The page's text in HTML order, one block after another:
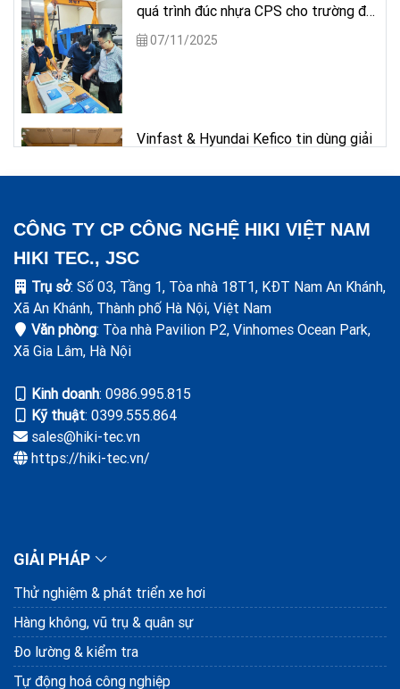
quá trình đúc nhựa CPS cho trường đại
học07/11/2025
Vinfast & Hyundai Kefico tin dùng giải
HIKI hỗ trợ khách hàng trong lĩnh vực
kiểm thử ô tô
26/05/2025
Đơn hàng cung cấp thiết bị cho khách
hàng trong lĩnh vực bán dẫn
Molex VN tin dùng giải pháp và dịch vụ
28/03/2025
CÔNG TY CP CÔNG NGHỆ HIKI VIỆT NAM
HIKI TEC., JSC
Trụ sở: Số 03, Tầng 1, Tòa nhà 18T1, KĐT Nam An Khánh,
Xã An Khánh, Thành phố Hà Nội, Việt Nam
Văn phòng: Tòa nhà Pavilion P2, Vinhomes Ocean Park,
Xã Gia Lâm, Hà Nội
Kinh doanh: ‭0986.995.815
Kỹ thuật: 0399.555.864
sales@hiki-tec.vn
https://hiki-tec.vn/
GIẢI PHÁP
Thử nghiệm & phát triển xe hơi
Hàng không, vũ trụ & quân sự
Đo lường & kiểm tra
Tự động hoá công nghiệp